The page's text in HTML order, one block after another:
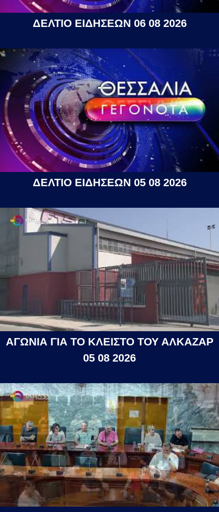
ΔΕΛΤΙΟ ΕΙΔΗΣΕΩΝ 06 08 2026
ΔΕΛΤΙΟ ΕΙΔΗΣΕΩΝ 05 08 2026
ΑΓΩΝΙΑ ΓΙΑ ΤΟ ΚΛΕΙΣΤΟ ΤΟΥ ΑΛΚΑΖΑΡ
05 08 2026